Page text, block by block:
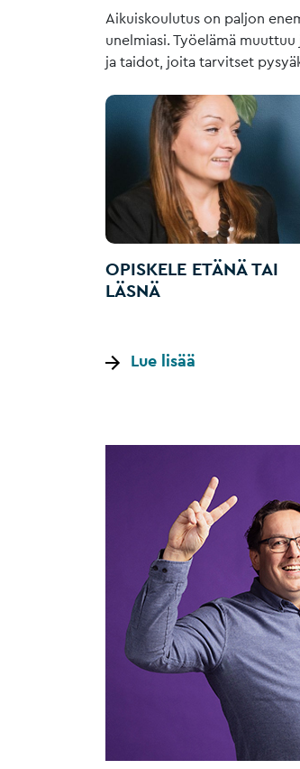
Aikuiskoulutus on paljon
unelmiasi. Työelämä
ja taidot, joita tarvitset
OPISKELE ETÄNÄ TAI
LÄSNÄ
Lue lisää